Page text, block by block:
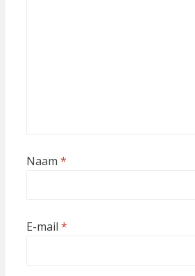
Naam *
E-mail *